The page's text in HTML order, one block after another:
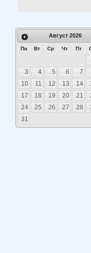
Август 2026
Пн Вт Ср Чт Пт
3
4 5 6 7
10
11 12 13 14
17
18 19 20 21
24
25 26 27 28
31